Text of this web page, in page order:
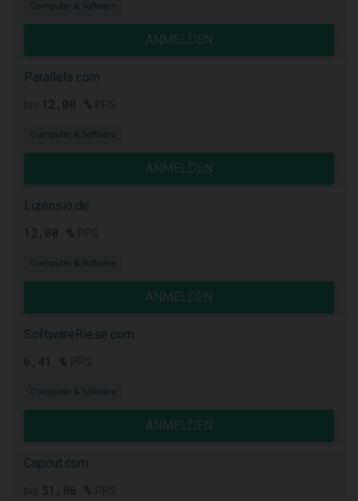
Computer & Software
ANMELDEN
Parallels.com
12,00 %
Computer & Software
ANMELDEN
Lizensio.de
12,00 %
Computer & Software
ANMELDEN
SoftwareRiese.com
6,41 %
Computer & Software
ANMELDEN
Capcut.com
51,86 %